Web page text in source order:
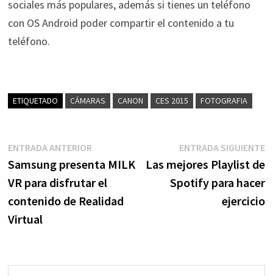
sociales más populares, además si tienes un teléfono
con OS Android poder compartir el contenido a tu
teléfono.
ETIQUETADO CÁMARAS CANON CES 2015 FOTOGRAFIA
Navegación
de
entradas
ENTRADA ANTERIOREntrada
anterior:
Samsung presenta MILK
VR para disfrutar el
contenido de Realidad
Virtual
ENTRADA SIGUIENTE
Las mejores Playlist de
Spotify para hacer
ejercicio